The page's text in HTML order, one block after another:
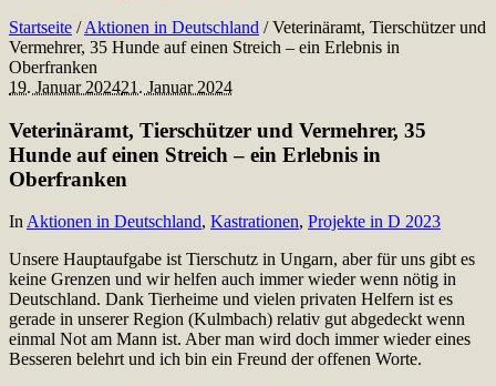
Startseite /Aktionen in Deutschland /Veterinäramt, Tierschützer und
Vermehrer, 35 Hunde auf einen Streich – ein Erlebnis in
Oberfranken
19. Januar 202421. Januar 2024
Veterinäramt, Tierschützer und Vermehrer, 35
Hunde auf einen Streich – ein Erlebnis in
Oberfranken
InAktionen in Deutschland, Kastrationen, Projekte in D 2023
Unsere Hauptaufgabe ist Tierschutz in Ungarn, aber für uns gibt es
keine Grenzen und wir helfen auch immer wieder wenn nötig in
Deutschland. Dank Tierheime und vielen privaten Helfern ist es
gerade in unserer Region (Kulmbach) relativ gut abgedeckt wenn
einmal Not am Mann ist. Aber man wird doch immer wieder eines
Besseren belehrt und ich bin ein Freund der offenen Worte.